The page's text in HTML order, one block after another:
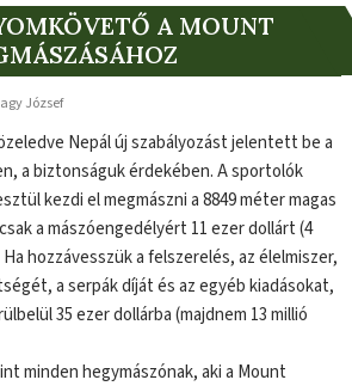
A MOUNT
József
Nepál új szabályozást jelentett be a
a biztonságuk érdekében. A sportolók
kezdi el megmászni a 8849 méter magas
a mászóengedélyért 11 ezer dollárt (4
hozzávesszük a felszerelés, az élelmiszer,
a serpák díját és az egyéb kiadásokat,
35 ezer dollárba (majdnem 13 millió
minden hegymászónak, aki a Mount